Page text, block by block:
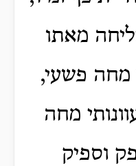
מאתו
מחה פשעי,
מחה
וספיק